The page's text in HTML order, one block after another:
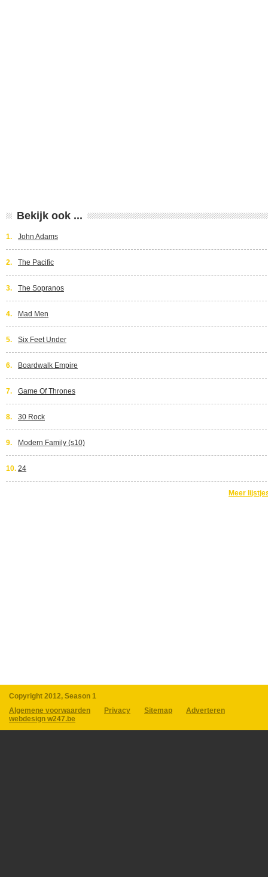
Bekijk ook ...
1. John Adams
2. The Pacific
3. The Sopranos
4. Mad Men
5. Six Feet Under
6. Boardwalk Empire
7. Game Of Thrones
8. 30 Rock
9. Modern Family (s10)
10. 24
Meer
Copyright 2012, Season 1
Algemene voorwaarden
Privacy Sitemap
Adverteren
webdesign w247.be